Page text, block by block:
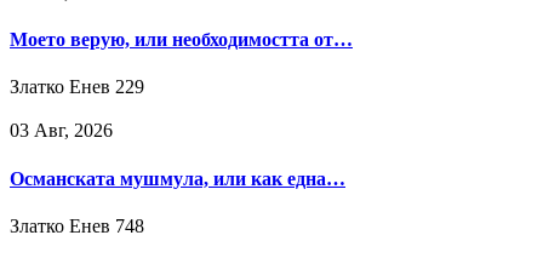
Моето верую, или необходимостта от…
Златко Енев 229
03 Авг, 2026
Османската мушмула, или как една…
Златко Енев 748